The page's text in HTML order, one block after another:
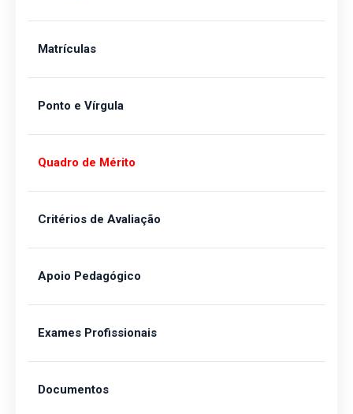
Matrículas
Ponto e Vírgula
Quadro de Mérito
Critérios de Avaliação
Apoio Pedagógico
Exames Profissionais
Documentos